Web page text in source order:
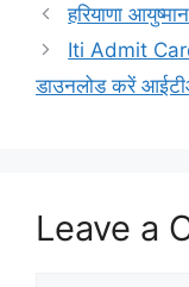
हरियाणा
Iti Admit
डाउनलोड करें
Leave a